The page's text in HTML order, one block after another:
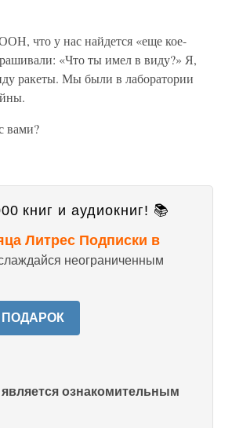
что у нас найдется «еще кое-
«Что ты имел в виду?» Я,
ракеты. Мы были в лаборатории
вами?
книг и аудиокниг! 📚
Литрес Подписки в
неограниченным
ПОДАРОК
ознакомительным